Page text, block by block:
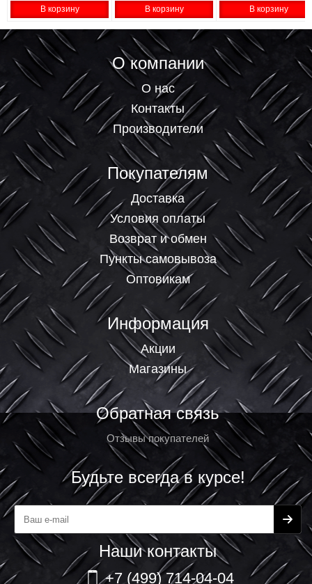
В корзину В корзину В корзину
О компании
О нас
Контакты
Производители
Покупателям
Доставка
Условия оплаты
Возврат и обмен
Пункты самовывоза
Оптовикам
Информация
Акции
Магазины
Обратная связь
Отзывы покупателей
Будьте всегда в курсе!
Наши контакты
+7 (499) 714-04-04